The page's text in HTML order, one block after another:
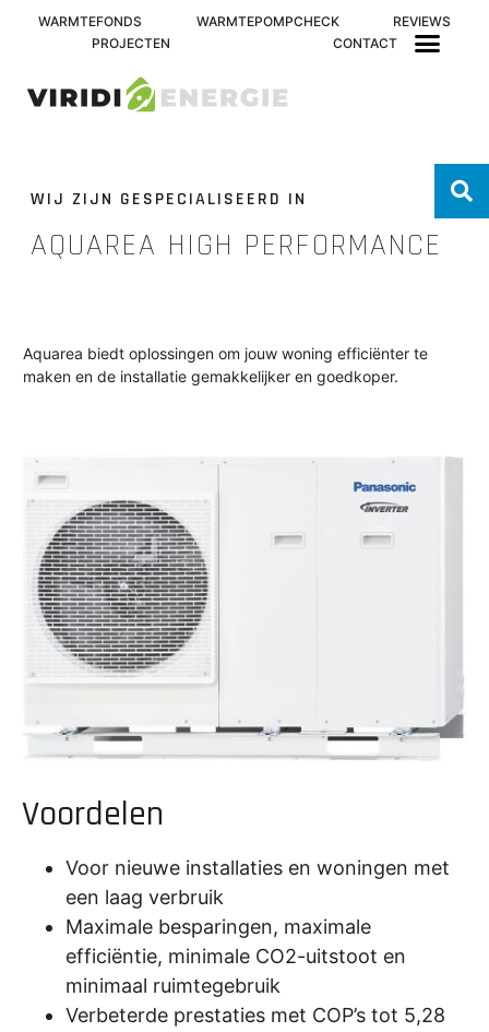
WARMTEFONDS WARMTEPOMPCHECK
REVIEWS
PROJECTEN
CONTACT
WIJ ZIJN GESPECIALISEERD IN
AQUAREA HIGH PERFORMANCE
Aquarea biedt oplossingen om jouw woning efficiënter te
maken en de installatie gemakkelijker en goedkoper.
Voordelen
Voor nieuwe installaties en woningen met
een laag verbruik
Maximale besparingen, maximale
efficiëntie, minimale CO2-uitstoot en
minimaal ruimtegebruik
Verbeterde prestaties met COP’s tot 5,28